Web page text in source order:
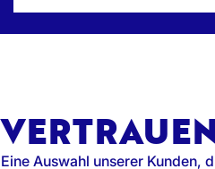
Eine Auswahl unserer Kunden,